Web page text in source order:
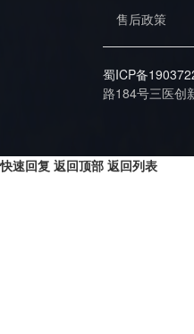
售后政策
蜀ICP备
路184号三医创
快速回复 返回顶部 返回列表